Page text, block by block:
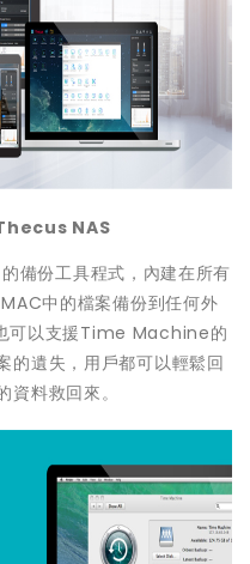
NAS
備份工具程式，內建在所有
中的檔案備份到任何外
可以支援Time Machine的
的遺失，用戶都可以輕鬆回
料救回來。